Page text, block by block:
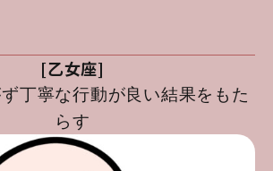
[乙女座]
丁寧な行動が良い結果をもた
らす